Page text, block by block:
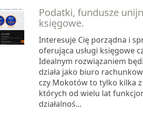
Podatki, fundusze
księgowe.
Interesuje Cię porządna i
oferująca usługi księgowe
Idealnym rozwiązaniem
działa jako biuro
czy Mokotów to tylko kilka
których od wielu lat
działalnoś...